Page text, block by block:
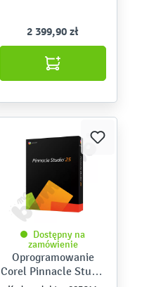
2 399,90 zł
Dostępny na
zamówienie
Oprogramowanie
Corel Pinnacle Studio